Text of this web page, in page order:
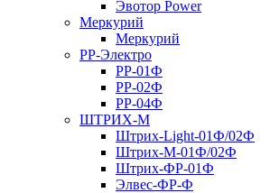
Эвотор Power
Меркурий
Меркурий
РР-Электро
РР-01Ф
РР-02Ф
РР-04Ф
ШТРИХ-М
Штрих-Light-01Ф/02Ф
Штрих-М-01Ф/02Ф
Штрих-ФР-01Ф
Элвес-ФР-Ф